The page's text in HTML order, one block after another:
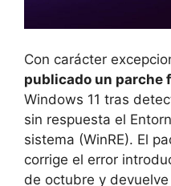
Con carácter
publicado un parche
Windows 11 tras
sin respuesta el
sistema (WinRE). El
corrige el error
de octubre y devuelve